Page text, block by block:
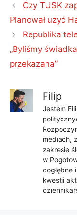
Czy TUSK
Planował użyć
Republika
„Byliśmy
przekazana”
Filip
Jestem
mediach,
zakresie
w
dogłębne
kwestii